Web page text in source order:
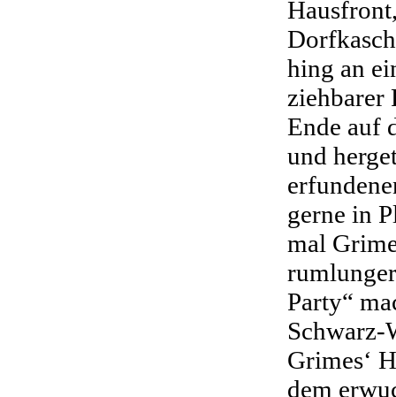
hing an
ziehbarer
Ende auf
und
gerne in
mal
Party“
Schwarz-
Grimes‘
dem